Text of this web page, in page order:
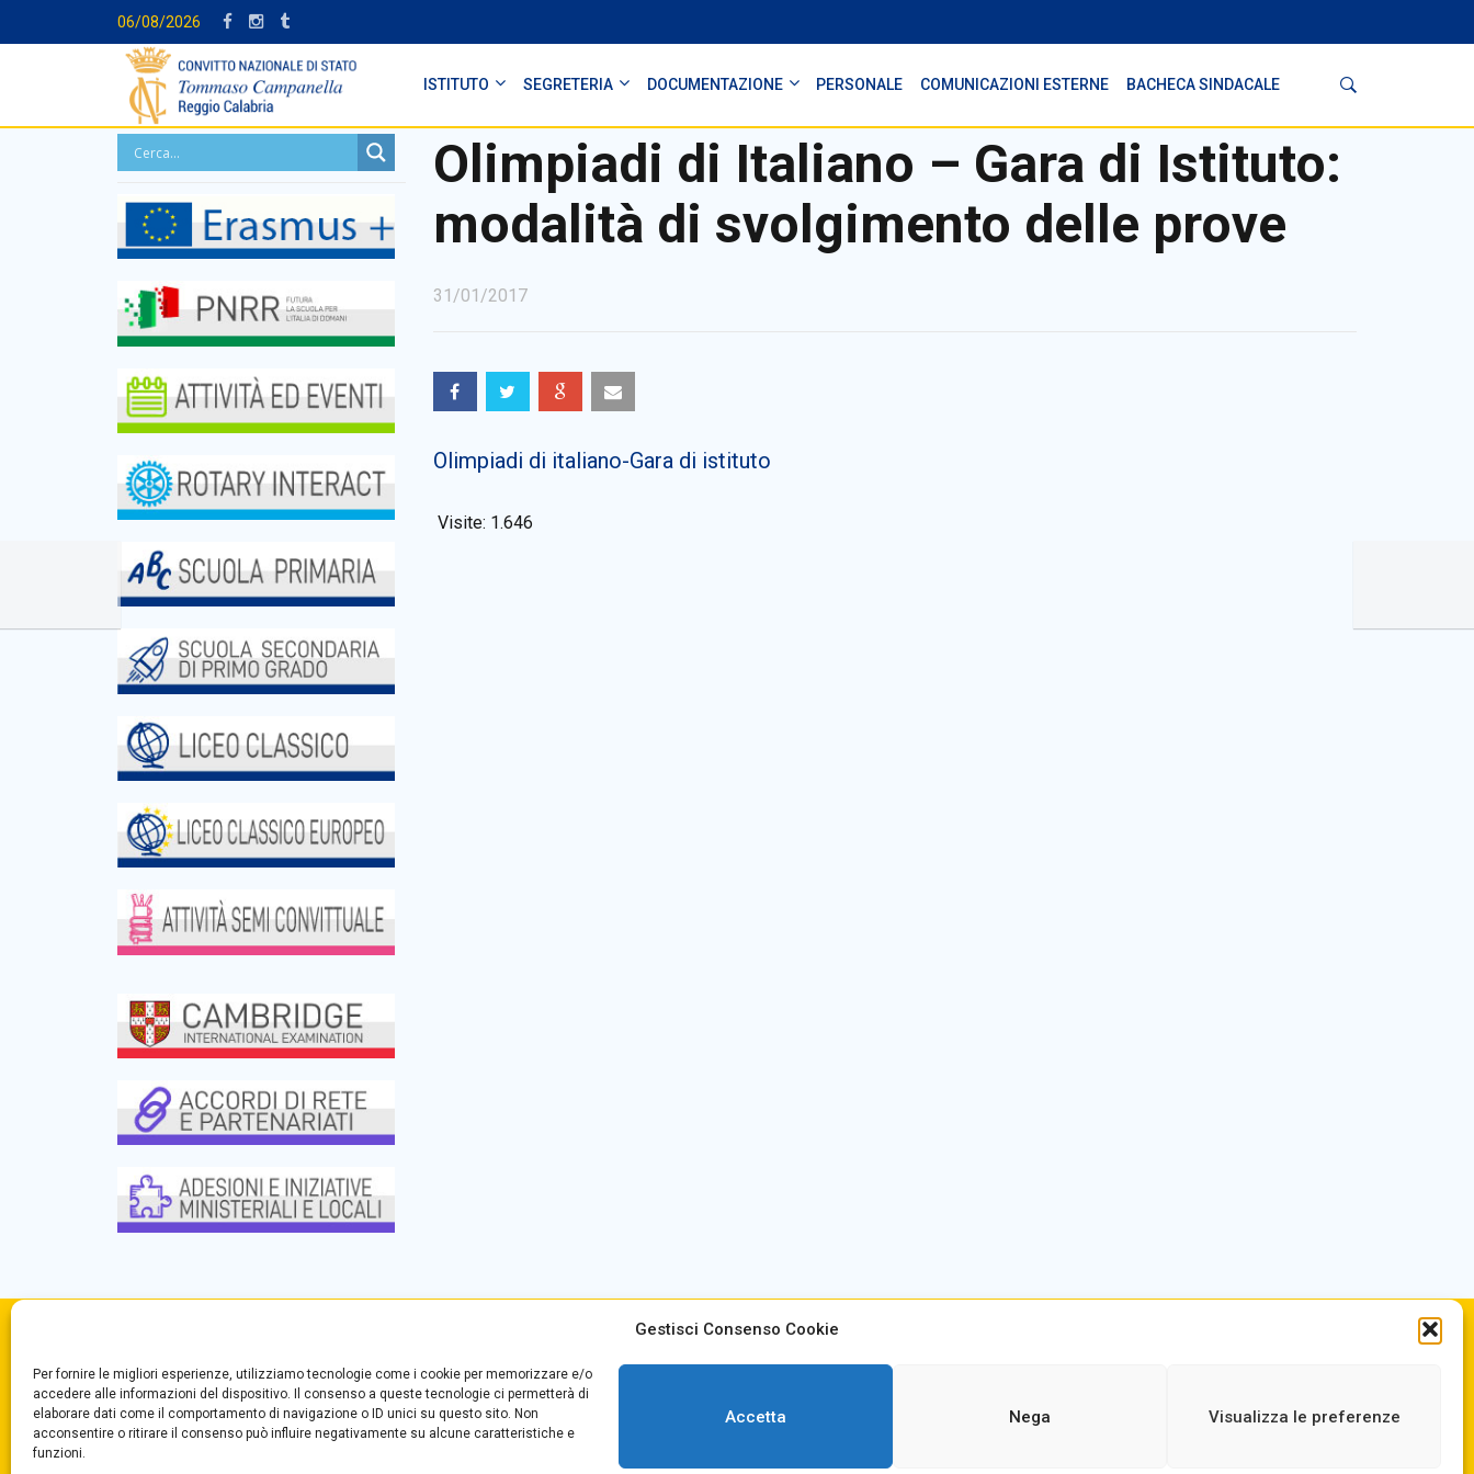
Gestisci Consenso Cookie
Per fornire le migliori esperienze, utilizziamo tecnologie come i cookie per memorizzare e/o
accedere alle informazioni del dispositivo. Il consenso a queste tecnologie ci permetterà di
elaborare dati come il comportamento di navigazione o ID unici su questo sito. Non
acconsentire o ritirare il consenso può influire negativamente su alcune caratteristiche e
funzioni.
Accetta Nega Visualizza le preferenze
06/08/2026
ISTITUTO SEGRETERIA DOCUMENTAZIONE PERSONALE COMUNICAZIONI ESTERNE BACHECA SINDACALE
Olimpiadi di Italiano – Gara di Istituto:
modalità di svolgimento delle prove
31/01/2017
Olimpiadi di italiano-Gara di istituto
Visite: 1.646
“T. Campanella”
Via Aschenez, 180
Reggio Calabria
Segreteria +39096520527
Fax +390965499420
dalle ore 07,00 alle ore 18,30